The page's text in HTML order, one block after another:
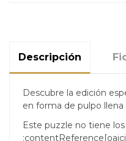
Descripción
Descubre la edición
en forma de pulpo
Este puzzle no tiene